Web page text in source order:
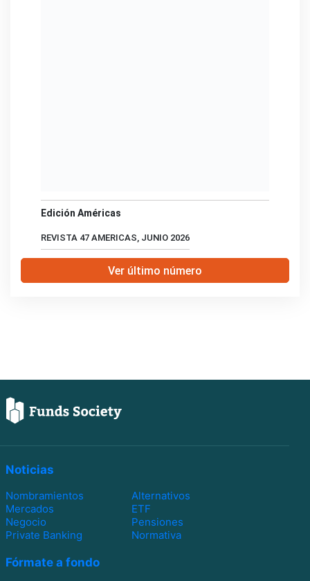
Edición Américas
REVISTA 47 AMERICAS, JUNIO 2026
Ver último número
Noticias
Nombramientos
Alternativos
Mercados
ETF
Negocio
Pensiones
Private Banking
Normativa
Fórmate a fondo